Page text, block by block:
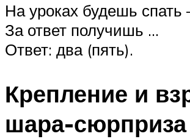
На уроках будешь
За ответ получишь …
Ответ: два (пять).
Крепление и
шара-сюрприза